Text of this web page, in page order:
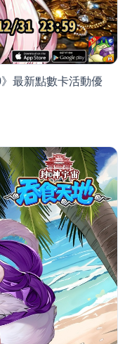
最新點數卡活動優